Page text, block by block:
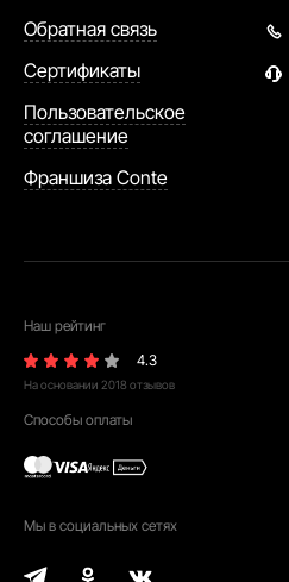
Обратная связь
Сертификаты
Пользовательское
соглашение
Франшиза Conte
Наш рейтинг
4.3
На основании 2018 отзывов
Способы оплаты
Мы в социальных сетях